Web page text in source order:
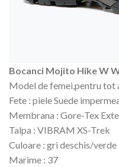
Bocanci Mojito Hike W
Model de femei,pentru tot
Fete : piele Suede
Membrana : Gore-Tex
Talpa : VIBRAM XS-Trek
Culoare : gri deschis/verde
Marime : 37